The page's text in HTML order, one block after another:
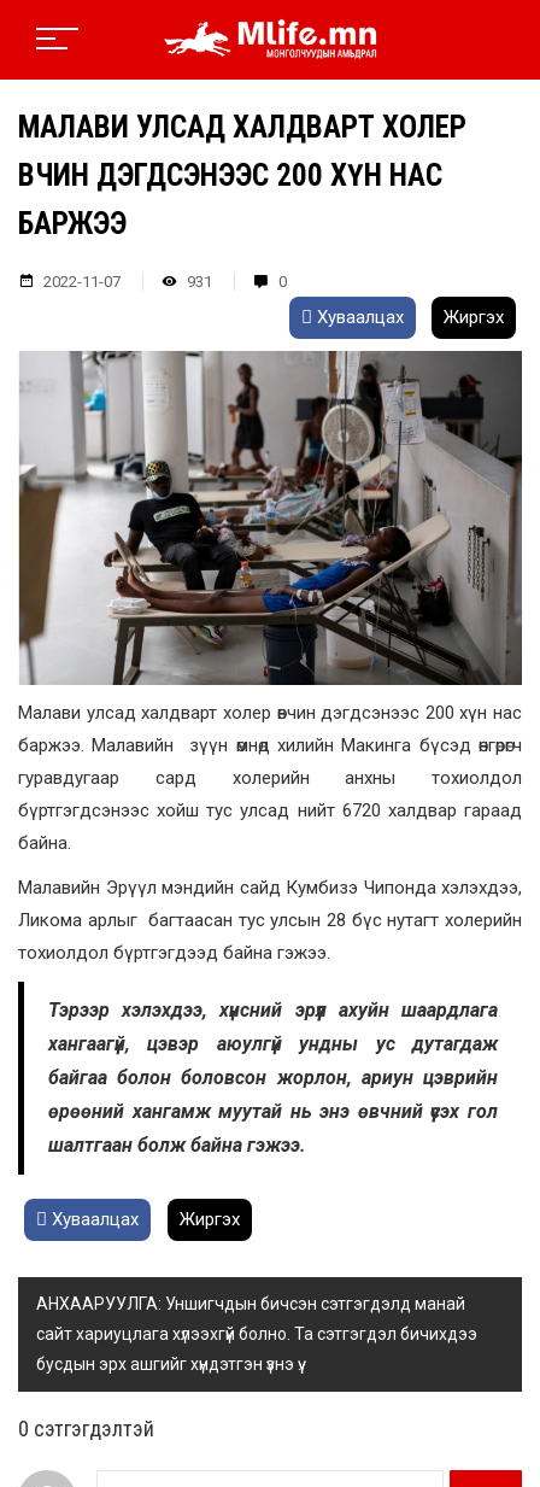
МАЛАВИ УЛСАД ХАЛДВАРТ ХОЛЕР
ӨВЧИН ДЭГДСЭНЭЭС 200 ХҮН НАС
БАРЖЭЭ
2022-11-07 931 0
Хуваалцах Жиргэх
Малави улсад халдварт холер өвчин дэгдсэнээс 200 хүн нас
баржээ. Малавийн зүүн өмнөд хилийн Макинга бүсэд өнгөрөгч
гуравдугаар сард холерийн анхны тохиолдол
бүртгэгдсэнээс хойш тус улсад нийт 6720 халдвар гараад
байна.
Малавийн Эрүүл мэндийн сайд Кумбизэ Чипонда хэлэхдээ,
Ликома арлыг багтаасан тус улсын 28 бүс нутагт холерийн
тохиолдол бүртгэгдээд байна гэжээ.
Тэрээр хэлэхдээ, хүнсний эрүүл ахуйн шаардлага
хангаагүй, цэвэр аюулгүй ундны ус дутагдаж
байгаа болон боловсон жорлон, ариун цэврийн
өрөөний хангамж муутай нь энэ өвчний үүсэх гол
шалтгаан болж байна гэжээ.
Хуваалцах Жиргэх
АНХААРУУЛГА: Уншигчдын бичсэн сэтгэгдэлд манай
сайт хариуцлага хүлээхгүй болно. Та сэтгэгдэл бичихдээ
бусдын эрх ашгийг хүндэтгэн үзнэ үү.
0 cэтгэгдэлтэй